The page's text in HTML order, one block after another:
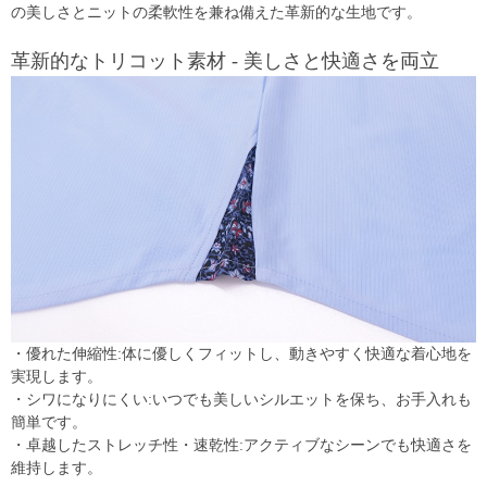
の美しさとニットの柔軟性を兼ね備えた革新的な生地です。
革新的なトリコット素材 - 美しさと快適さを両立
・優れた伸縮性:体に優しくフィットし、動きやすく快適な着心地を
実現します。
・シワになりにくい:いつでも美しいシルエットを保ち、お手入れも
簡単です。
・卓越したストレッチ性・速乾性:アクティブなシーンでも快適さを
維持します。